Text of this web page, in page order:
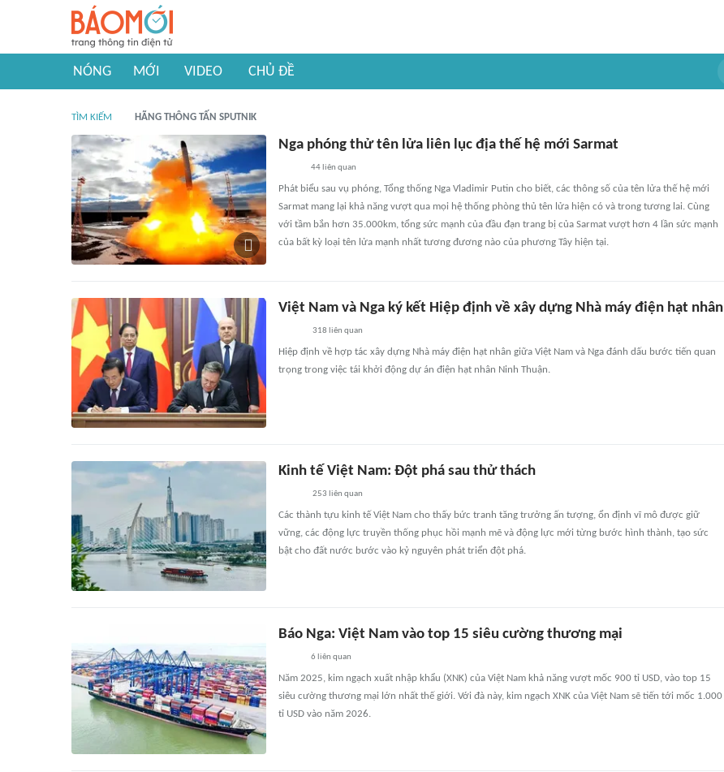
NÓNG MỚI VIDEO CHỦ ĐỀ
TÌM KIẾM HÃNG THÔNG TẤN SPUTNIK
Nga phóng thử tên lửa liên lục địa thế hệ mới Sarmat
44liên quan
Phát biểu sau vụ phóng, Tổng thống Nga Vladimir Putin cho biết, các thông số của tên lửa thế hệ mới
Sarmat mang lại khả năng vượt qua mọi hệ thống phòng thủ tên lửa hiện có và trong tương lai. Cùng
với tầm bắn hơn 35.000km, tổng sức mạnh của đầu đạn trang bị của Sarmat vượt hơn 4 lần sức mạnh
của bất kỳ loại tên lửa mạnh nhất tương đương nào của phương Tây hiện tại.
Việt Nam và Nga ký kết Hiệp định về xây dựng Nhà máy điện hạt nhân
318 liên quan
Hiệp định về hợp tác xây dựng Nhà máy điện hạt nhân giữa Việt Nam và Nga đánh dấu bước tiến quan
trọng trong việc tái khởi động dự án điện hạt nhân Ninh Thuận.
Kinh tế Việt Nam: Đột phá sau thử thách
253 liên quan
Các thành tựu kinh tế Việt Nam cho thấy bức tranh tăng trưởng ấn tượng, ổn định vĩ mô được giữ
vững, các động lực truyền thống phục hồi mạnh mẽ và động lực mới từng bước hình thành, tạo sức
bật cho đất nước bước vào kỷ nguyên phát triển đột phá.
Báo Nga: Việt Nam vào top 15 siêu cường thương mại
6 liên quan
Năm 2025, kim ngạch xuất nhập khẩu (XNK) của Việt Nam khả năng vượt mốc 900 tỉ USD, vào top 15
siêu cường thương mại lớn nhất thế giới. Với đà này, kim ngạch XNK của Việt Nam sẽ tiến tới mốc 1.000
tỉ USD vào năm 2026.